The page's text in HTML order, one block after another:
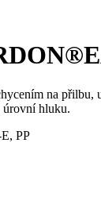
na přilbu,
úrovní hluku.
PP